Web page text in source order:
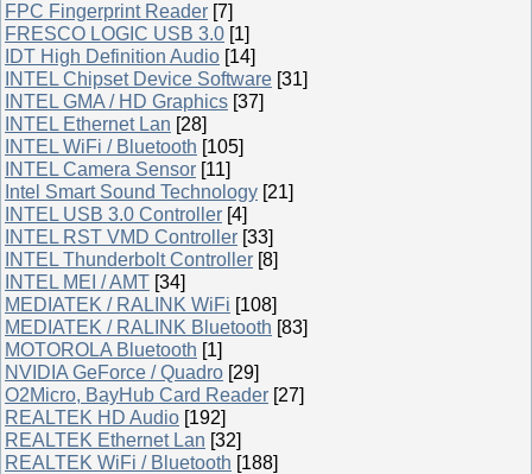
FPC Fingerprint Reader [7]
FRESCO LOGIC USB 3.0 [1]
IDT High Definition Audio [14]
INTEL Chipset Device Software [31]
INTEL GMA / HD Graphics [37]
INTEL Ethernet Lan [28]
INTEL WiFi / Bluetooth [105]
INTEL Camera Sensor [11]
Intel Smart Sound Technology [21]
INTEL USB 3.0 Controller [4]
INTEL RST VMD Controller [33]
INTEL Thunderbolt Controller [8]
INTEL MEI / AMT [34]
MEDIATEK / RALINK WiFi [108]
MEDIATEK / RALINK Bluetooth [83]
MOTOROLA Bluetooth [1]
NVIDIA GeForce / Quadro [29]
O2Micro, BayHub Card Reader [27]
REALTEK HD Audio [192]
REALTEK Ethernet Lan [32]
REALTEK WiFi / Bluetooth [188]